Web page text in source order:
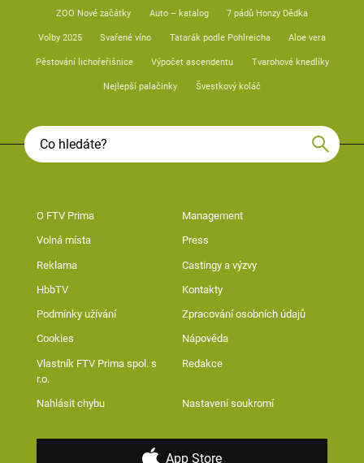
ZOO Nové začátky Auto – katalog 7 pádů Honzy Dědka
Volby 2025 Svařené víno Tatarák podle Pohlreicha Aloe vera
Pěstování lichořeřišnice Výpočet ascendentu Tvarohové knedlíky
Nejlepší palačinky Švestkový koláč
O FTV Prima Management
Volná místa Press
Reklama Castingy a výzvy
HbbTV Kontakty
Podmínky užívání Zpracování osobních údajů
Cookies Nápověda
Vlastník FTV Prima spol. s
r.o.
Redakce
Nahlásit chybu Nastavení soukromí
App Store